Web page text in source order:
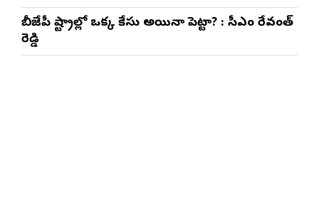
బీజేపీ రాష్ట్రాల్లో ఒక్క కేసు అయినా పెట్టారా? : సీఎం రేవంత్
రెడ్డి